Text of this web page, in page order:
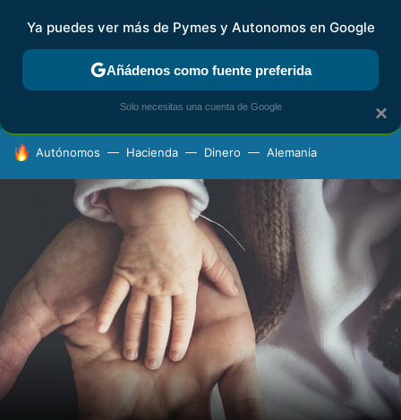
FISCALIDAD Y CONTABILIDAD KIT DIGITAL RENTA
HOY SE HABLA DE
Autónomos Hacienda Dinero Alemania
×
Ya puedes ver más de Pymes y Autonomos en Google
Añádenos como fuente preferida
Solo necesitas una cuenta de Google